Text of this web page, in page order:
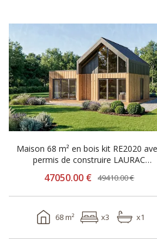
Maison 68 m² en bois kit RE2020
permis de construire LAURAC
47050.00 € 49410.00 €
68 m² x3 x1